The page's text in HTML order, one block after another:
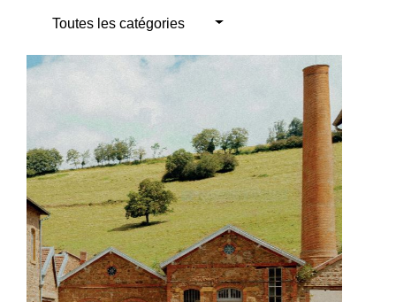
Toutes les catégories